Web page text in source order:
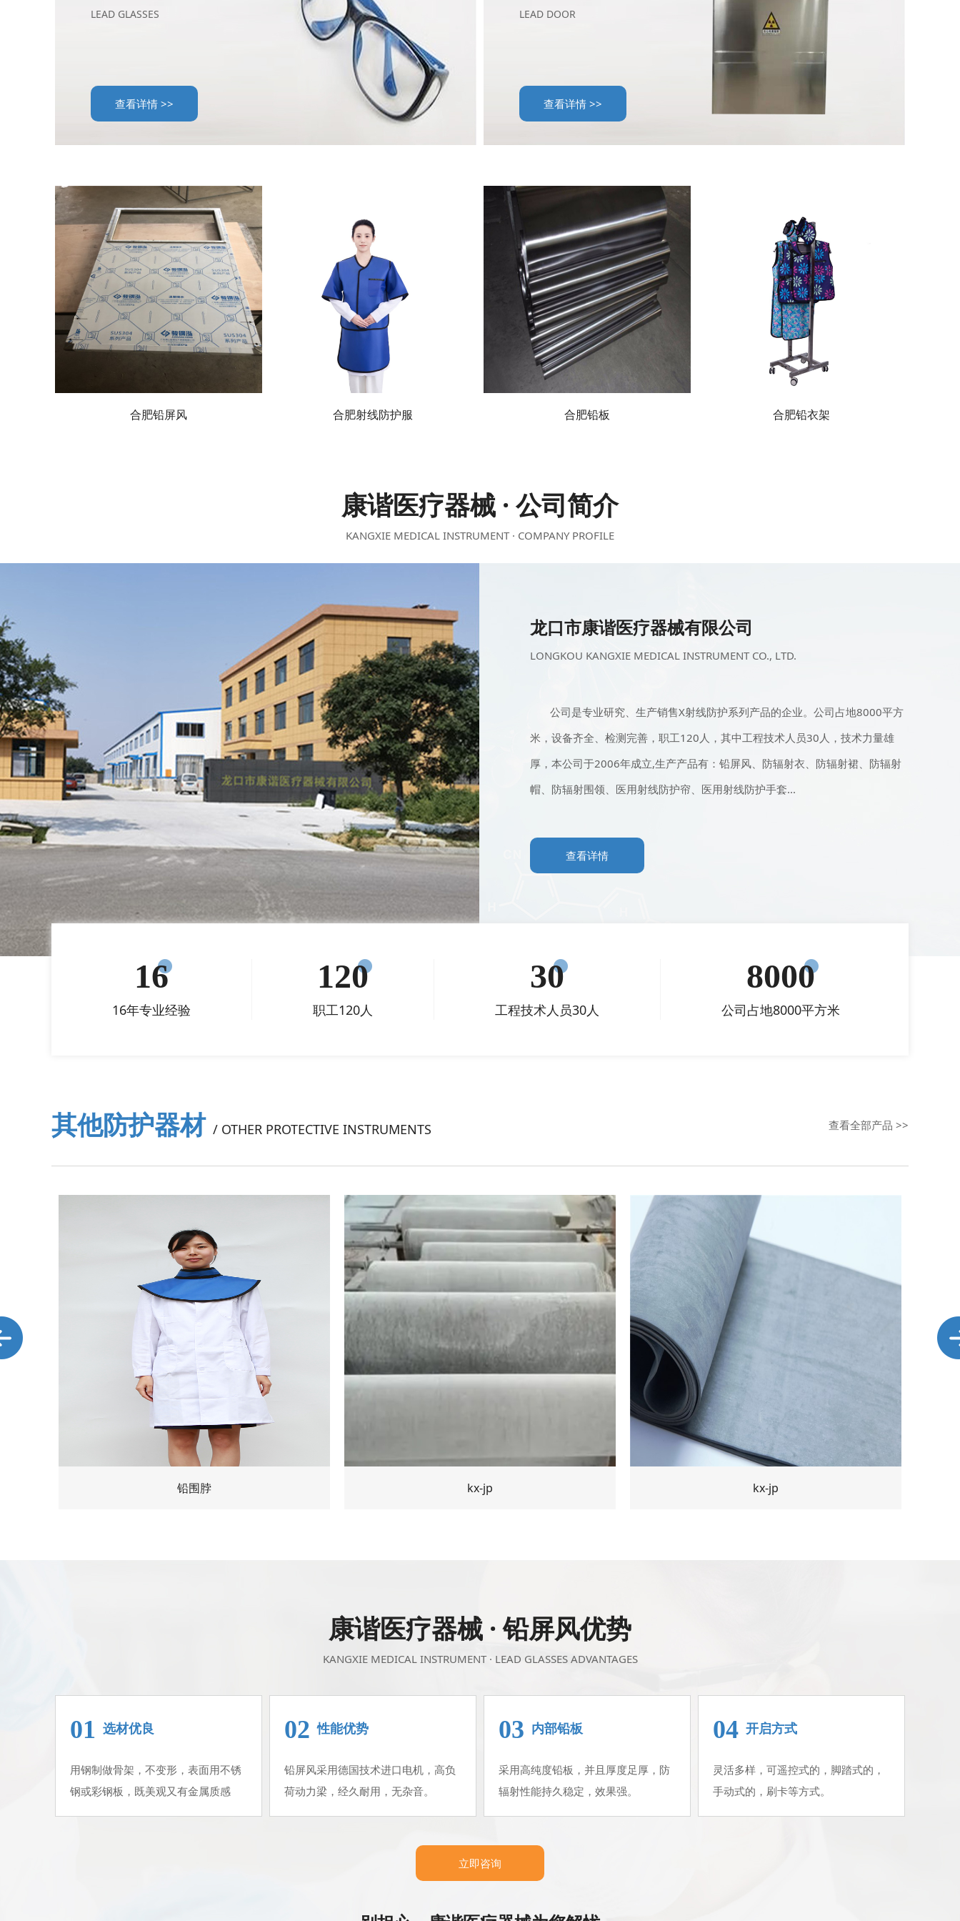
LEAD GLASSES
查看详情 >>
LEAD DOOR
查看详情 >>
合肥铅屏风 合肥射线防护服 合肥铅板 合肥铅衣架
康谐医疗器械 · 公司简介
KANGXIE MEDICAL INSTRUMENT · COMPANY PROFILE
龙口市康谐医疗器械有限公司
LONGKOU KANGXIE MEDICAL INSTRUMENT CO., LTD.
公司是专业研究、生产销售X射线防护系列产品的企业。公司占地8000平方
米，设备齐全、检测完善，职工120人，其中工程技术人员30人，技术力量雄
厚，本公司于2006年成立,生产产品有：铅屏风、防辐射衣、防辐射裙、防辐射
帽、防辐射围领、医用射线防护帘、医用射线防护手套...
查看详情
16
16年专业经验
120
职工120人
30
工程技术人员30人
8000
公司占地8000平方米
其他防护器材 / OTHER PROTECTIVE INSTRUMENTS 查看全部产品 >>
kx-jp kx-jp kx-jp
康谐医疗器械 · 铅屏风优势
KANGXIE MEDICAL INSTRUMENT · LEAD GLASSES ADVANTAGES
01 选材优良
用钢制做骨架，不变形，表面用不锈
钢或彩钢板，既美观又有金属质感
02 性能优势
铅屏风采用德国技术进口电机，高负
荷动力梁，经久耐用，无杂音。
03 内部铅板
采用高纯度铅板，并且厚度足厚，防
辐射性能持久稳定，效果强。
04 开启方式
灵活多样，可遥控式的，脚踏式的，
手动式的，刷卡等方式。
立即咨询